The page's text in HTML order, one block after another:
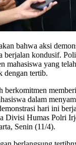
bahwa aksi
berjalan kondusif.
mahasiswa yang
dengan tertib.
berkomitmen
dalam
hari ini
Divisi Humas Polri
Senin (11/4).